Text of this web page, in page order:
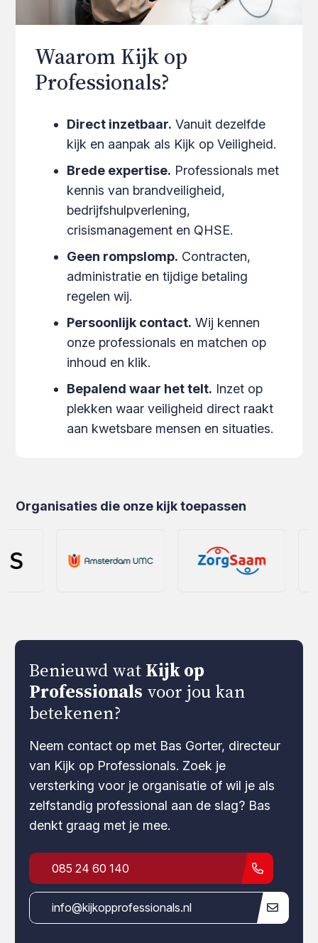
Waarom Kijk op
Professionals?
Direct inzetbaar. Vanuit dezelfde
kijk en aanpak als Kijk op Veiligheid.
Brede expertise. Professionals met
kennis van brandveiligheid,
bedrijfshulpverlening,
crisismanagement en QHSE.
Geen rompslomp. Contracten,
administratie en tijdige betaling
regelen wij.
Persoonlijk contact. Wij kennen
onze professionals en matchen op
inhoud en klik.
Bepalend waar het telt. Inzet op
plekken waar veiligheid direct raakt
aan kwetsbare mensen en situaties.
Organisaties die onze kijk toepassen
Benieuwd wat Kijk op
Professionals voor jou kan
betekenen?
Neem contact op met Bas Gorter, directeur
van Kijk op Professionals. Zoek je
versterking voor je organisatie of wil je als
zelfstandig professional aan de slag? Bas
denkt graag met je mee.
085 24 60 140
info@kijkopprofessionals.nl